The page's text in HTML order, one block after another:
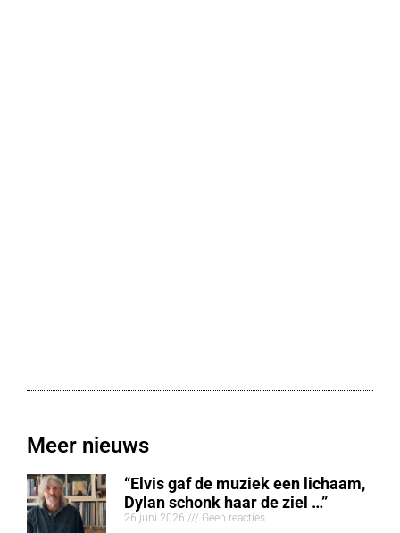
Meer nieuws
“Elvis gaf de muziek een lichaam,
Dylan schonk haar de ziel …”
26 juni 2026 Geen reacties